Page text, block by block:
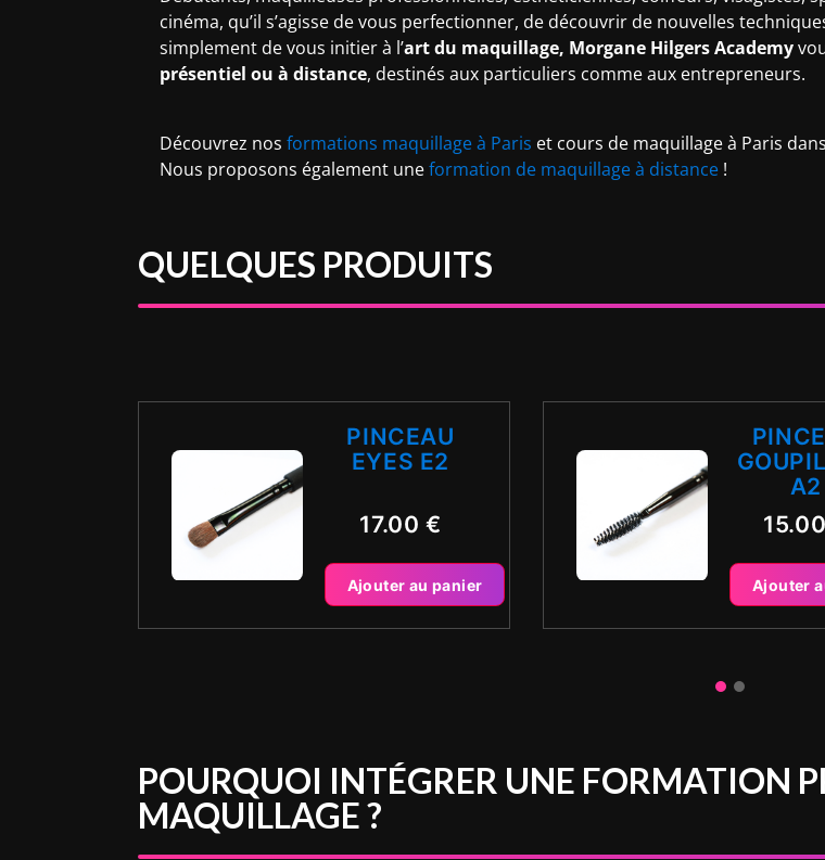
cinéma, qu’il s’agisse de vous perfectionner, de découvrir de nouvelles
simplement de vous initier à l’art du maquillage, Morgane Hilgers Academy
présentiel ou à distance, destinés aux particuliers comme aux entrepreneurs.
Découvrez nos formations maquillage à Paris et cours de maquillage à Paris
Nous proposons également uneformation de maquillage à distance !
QUELQUES PRODUITS
PINCEAU
EYES E2
17.00 €
Ajouter au panier
A2
15.00
Ajouter
POURQUOI INTÉGRER UNE FORMATION
MAQUILLAGE ?